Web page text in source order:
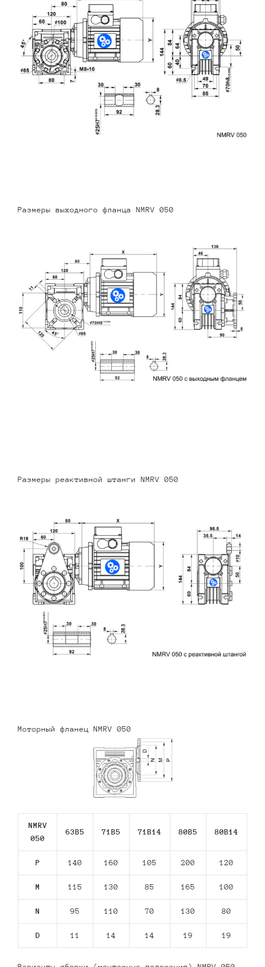
Размеры выходного фланца NMRV 050
Размеры реактивной штанги NMRV 050
Моторный фланец NMRV 050
NMRV
050
63В5 71В5 71В14 80В5 80В14
P 140 160 105 200 120
M 115 130 85 165 100
N 95 110 70 130 80
D 11 14 14 19 19